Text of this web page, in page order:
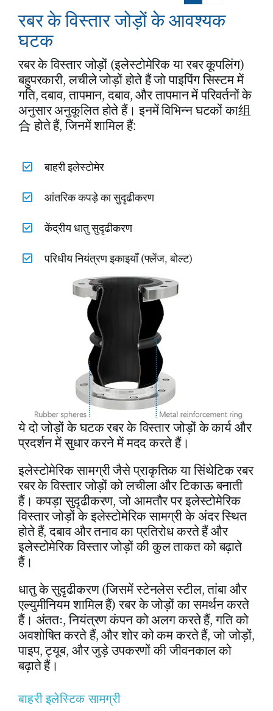
रबर के विस्तार जोड़ों के आवश्यक
घटक
रबर के विस्तार जोड़ों (इलेस्टोमेरिक या रबर कूपलिंग)
बहुपरकारी, लचीले जोड़ों होते हैं जो पाइपिंग सिस्टम में
गति, दबाव, तापमान, दबाव, और तापमान में परिवर्तनों के
अनुसार अनुकूलित होते हैं। इनमें विभिन्न घटकों का组
合 होते हैं, जिनमें शामिल हैं:
बाहरी इलेस्टोमेर
आंतरिक कपड़े का सुदृढीकरण
केंद्रीय धातु सुदृढीकरण
परिधीय नियंत्रण इकाइयाँ (फ्लेंज, बोल्ट)
ये दो जोड़ों के घटक रबर के विस्तार जोड़ों के कार्य और
प्रदर्शन में सुधार करने में मदद करते हैं।
इलेस्टोमेरिक सामग्री जैसे प्राकृतिक या सिंथेटिक रबर
रबर के विस्तार जोड़ों को लचीला और टिकाऊ बनाती
हैं। कपड़ा सुदृढीकरण, जो आमतौर पर इलेस्टोमेरिक
विस्तार जोड़ों के इलेस्टोमेरिक सामग्री के अंदर स्थित
होते हैं, दबाव और तनाव का प्रतिरोध करते हैं और
इलेस्टोमेरिक विस्तार जोड़ों की कुल ताकत को बढ़ाते
हैं।
धातु के सुदृढीकरण (जिसमें स्टेनलेस स्टील, तांबा और
एल्युमीनियम शामिल हैं) रबर के जोड़ों का समर्थन करते
हैं। अंततः, नियंत्रण कंपन को अलग करते हैं, गति को
अवशोषित करते हैं, और शोर को कम करते हैं, जो जोड़ों,
पाइप, ट्यूब, और जुड़े उपकरणों की जीवनकाल को
बढ़ाते हैं।
बाहरी इलेस्टिक सामग्री